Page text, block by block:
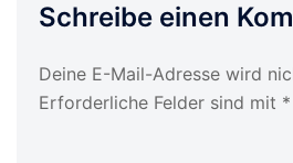
Schreibe einen
Deine E-Mail-Adresse wird
Erforderliche Felder sind mit *